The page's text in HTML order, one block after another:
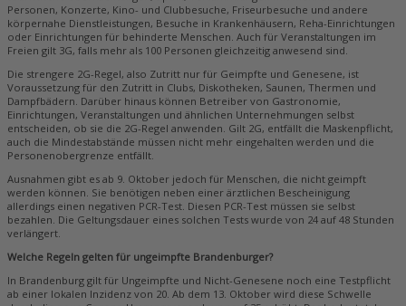
Personen, Konzerte, Kino- und Clubbesuche, Friseurbesuche und andere
körpernahe Dienstleistungen, Besuche in Krankenhäusern, Reha-Einrichtungen
oder Einrichtungen für behinderte Menschen. Auch für Veranstaltungen im
Freien gilt 3G, falls mehr als 100 Personen gleichzeitig anwesend sind.
Die strengere 2G-Regel, also Zutritt nur für Geimpfte und Genesene, ist
Voraussetzung für den Zutritt in Clubs, Diskotheken, Saunen, Thermen und
Dampfbädern. Darüber hinaus können Betreiber von Gastronomie,
Einrichtungen, Veranstaltungen und ähnlichen Unternehmungen selbst
entscheiden, ob sie die 2G-Regel anwenden. Gilt 2G, entfällt die Maskenpflicht,
auch die Mindestabstände müssen nicht mehr eingehalten werden und die
Personenobergrenze entfällt.
Ausnahmen gibt es ab 9. Oktober jedoch für Menschen, die nicht geimpft
werden können. Sie benötigen neben einer ärztlichen Bescheinigung
allerdings einen negativen PCR-Test. Diesen PCR-Test müssen sie selbst
bezahlen. Die Geltungsdauer eines solchen Tests wurde von 24 auf 48 Stunden
verlängert.
Welche Regeln gelten für ungeimpfte Brandenburger?
In Brandenburg gilt für Ungeimpfte und Nicht-Genesene noch eine Testpflicht
ab einer lokalen Inzidenz von 20. Ab dem 13. Oktober wird diese Schwelle